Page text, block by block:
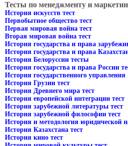
Тесты по менеджменту и
История искусств тест
Первобытное общество тест
Первая мировая война тест
Вторая мировая война тест
История государства и права
История государства и права
История Белоруссии тесты
История государства и права России
История государственного
История Грузии тест
История Древнего мира тест
История европейской интеграции тест
История зарубежной литературы тест
История зарубежной философии тест
История и методология юридической
История Казахстана тест
История кино тест